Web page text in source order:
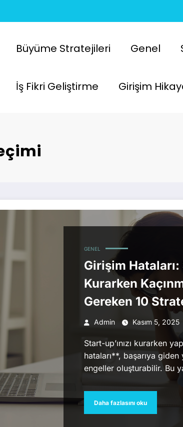
Büyüme Stratejileri Genel
İş Fikri Geliştirme Girişim
GENEL
Girişim
Kurarken
Gereken 10
Admin Kasım 5, 2025
Start-up’ınızı kurarken
hataları**, başarıya
engeller oluşturabilir. Bu
Daha fazlasını oku